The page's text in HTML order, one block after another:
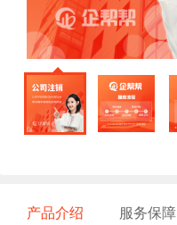
产品介绍 服务保障